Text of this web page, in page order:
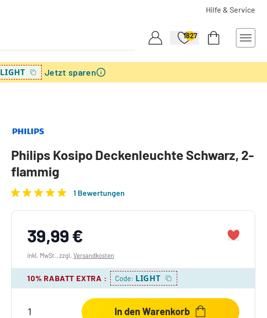
Hilfe & Service
1827
LIGHT Jetzt sparen
Philips Kosipo Deckenleuchte Schwarz, 2-
flammig
1 Bewertungen
39,99 €
inkl. MwSt., zzgl.Versandkosten
10% RABATT EXTRA : Code: LIGHT
In den Warenkorb